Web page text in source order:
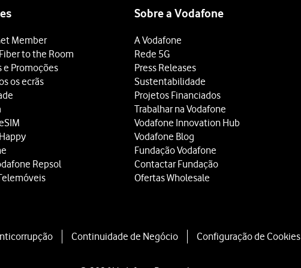
Member
to the Room
e Promoções
os ecrãs
Repsol
Sobre a Vodafone
A Vodafone
Rede 5G
Press Releases
Sustentabilidade
Projetos Financiados
Trabalhar na Vodafone
Vodafone Innovation Hub
Vodafone Blog
Fundação Vodafone
Contactar Fundação
Ofertas Wholesale
Continuidade de Negócio Configuração de Cookies